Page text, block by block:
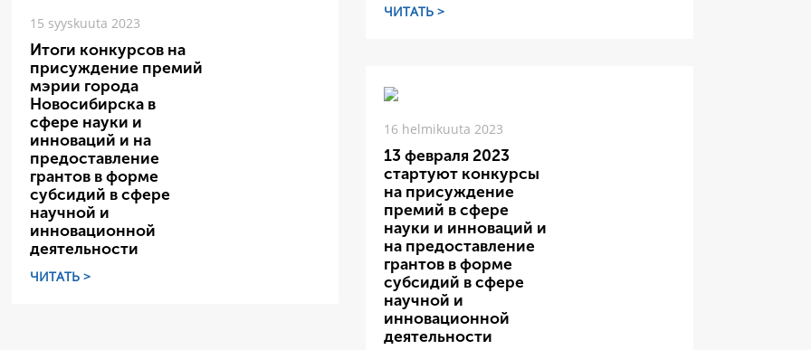
15 syyskuuta 2023
Итоги конкурсов на
присуждение премий
мэрии города
Новосибирска в
сфере науки и
инноваций и на
предоставление
грантов в форме
субсидий в сфере
научной и
инновационной
деятельности
ЧИТАТЬ >
ЧИТАТЬ >
16 helmikuuta 2023
13 февраля 2023
стартуют конкурсы
на присуждение
премий в сфере
науки и инноваций и
на предоставление
грантов в форме
субсидий в сфере
научной и
инновационной
деятельности